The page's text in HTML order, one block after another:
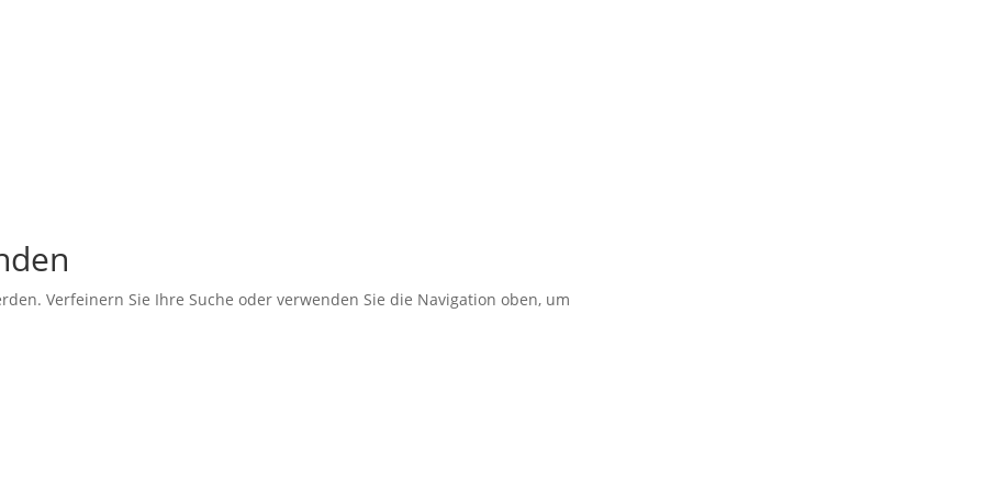
Verfeinern Sie Ihre Suche oder verwenden Sie die Navigation oben, um